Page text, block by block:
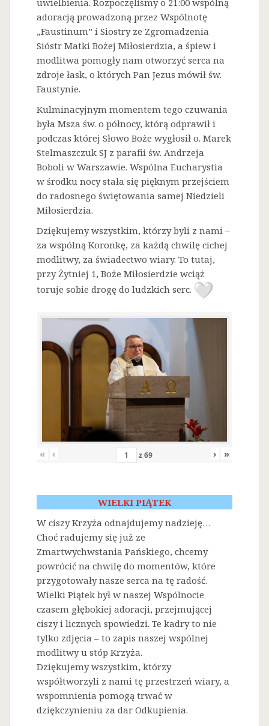
uwielbienia. Rozpoczęliśmy o 21:00 wspólną
adoracją prowadzoną przez Wspólnotę
„Faustinum” i Siostry ze Zgromadzenia
Sióstr Matki Bożej Miłosierdzia, a śpiew i
modlitwa pomogły nam otworzyć serca na
zdroje łask, o których Pan Jezus mówił św.
Faustynie.
Kulminacyjnym momentem tego czuwania
była Msza św. o północy, którą odprawił i
podczas której Słowo Boże wygłosił o. Marek
Stelmaszczuk SJ z parafii św. Andrzeja
Boboli w Warszawie. Wspólna Eucharystia
w środku nocy stała się pięknym przejściem
do radosnego świętowania samej Niedzieli
Miłosierdzia.
Dziękujemy wszystkim, którzy byli z nami –
za wspólną Koronkę, za każdą chwilę cichej
modlitwy, za świadectwo wiary. To tutaj,
przy Żytniej 1, Boże Miłosierdzie wciąż
toruje sobie drogę do ludzkich serc.
« ‹ z69 › »
WIELKI PIĄTEK
W ciszy Krzyża odnajdujemy nadzieję…
Choć radujemy się już ze
Zmartwychwstania Pańskiego, chcemy
powrócić na chwilę do momentów, które
przygotowały nasze serca na tę radość.
Wielki Piątek był w naszej Wspólnocie
czasem głębokiej adoracji, przejmującej
ciszy i licznych spowiedzi. Te kadry to nie
tylko zdjęcia – to zapis naszej wspólnej
modlitwy u stóp Krzyża.
Dziękujemy wszystkim, którzy
współtworzyli z nami tę przestrzeń wiary, a
wspomnienia pomogą trwać w
dziękczynieniu za dar Odkupienia.